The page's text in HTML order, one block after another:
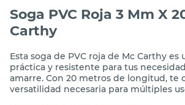
Soga PVC Roja 3 Mm X
Carthy
Esta soga de PVC roja de Mc Carthy es
práctica y resistente para tus
amarre. Con 20 metros de longitud, te
versatilidad necesaria para múltiples